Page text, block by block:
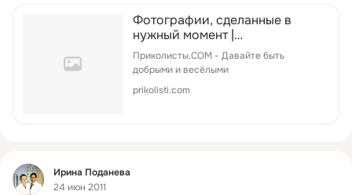
Фотографии, сделанные в
нужный момент |
Приколисты.COM
Приколисты.COM - Давайте быть
добрыми и весёлыми
prikolisti.com
Фид
Ирина Поданева
24 июн 2011